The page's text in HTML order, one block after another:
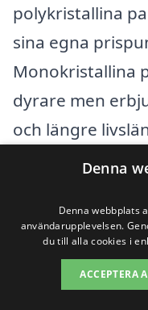
polykristallina
sina egna
Monokristallina
dyrare men
och längre
En annan viktig
Kostnaden för
beroende på
specifika
installation är
Denna
Denna webbplats
användarupplevelsen.
du till alla cookies i
ACCEPTERA